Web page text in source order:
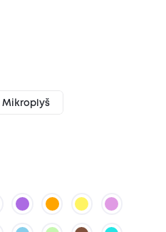
Mikroplyš